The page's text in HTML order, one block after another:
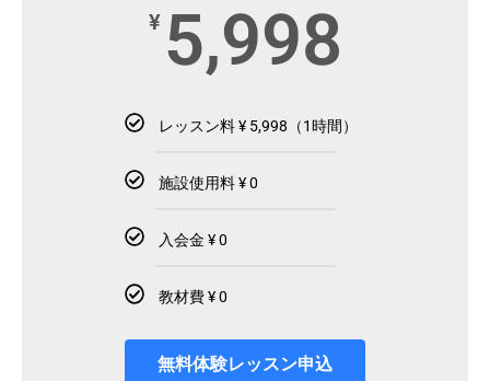
¥ 5,998
レッスン料 ¥ 5,998（1時間）
施設使用料 ¥ 0
入会金 ¥ 0
教材費 ¥ 0
無料体験レッスン申込